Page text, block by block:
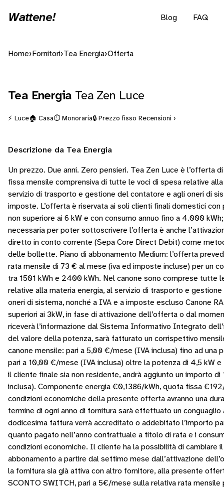
Wattene! Blog FAQ
Home› Fornitori›Tea Energia›Offerta
Tea Energia Tea Zen Luce
⚡ Luce🏠 Casa⏱️ Monoraria🔒 Prezzo fisso Recensioni ›
Descrizione da Tea Energia
Un prezzo. Due anni. Zero pensieri. Tea Zen Luce è l’offerta
fissa mensile comprensiva di tutte le voci di spesa relative
servizio di trasporto e gestione del contatore e agli oneri di
imposte. L’offerta è riservata ai soli clienti finali domestici
non superiore ai 6 kW e con consumo annuo fino a 4.000
necessaria per poter sottoscrivere l’offerta è anche
diretto in conto corrente (Sepa Core Direct Debit) come
delle bollette. Piano di abbonamento Medium: l’offerta
rata mensile di 73 € al mese (iva ed imposte incluse) per un
tra 1501 kWh e 2400 kWh. Nel canone sono comprese tutte
relative alla materia energia, al servizio di trasporto e
oneri di sistema, nonché a IVA e a imposte escluso Canone
superiori ai 3kW, in fase di attivazione dell’offerta o dal
riceverà l’informazione dal Sistema Informativo Integrato
del valore della potenza, sarà fatturato un corrispettivo
canone mensile: pari a 5,00 €/mese (IVA inclusa) fino ad una
pari a 10,00 €/mese (IVA inclusa) oltre la potenza di 4,5 kW e
il cliente finale sia non residente, andrà aggiunto un importo
inclusa). Componente energia €0,1386/kWh, quota fissa
condizioni economiche della presente offerta avranno una
termine di ogni anno di fornitura sarà effettuato un conguaglio
dodicesima fattura verrà accreditato o addebitato l’importo
quanto pagato nell’anno contrattuale a titolo di rata e i
condizioni economiche. Il cliente ha la possibilità di cambiare
abbonamento a partire dal settimo mese dall’attivazione
la fornitura sia già attiva con altro fornitore, alla presente
SCONTO SWITCH, pari a 5€/mese sulla relativa rata mensile